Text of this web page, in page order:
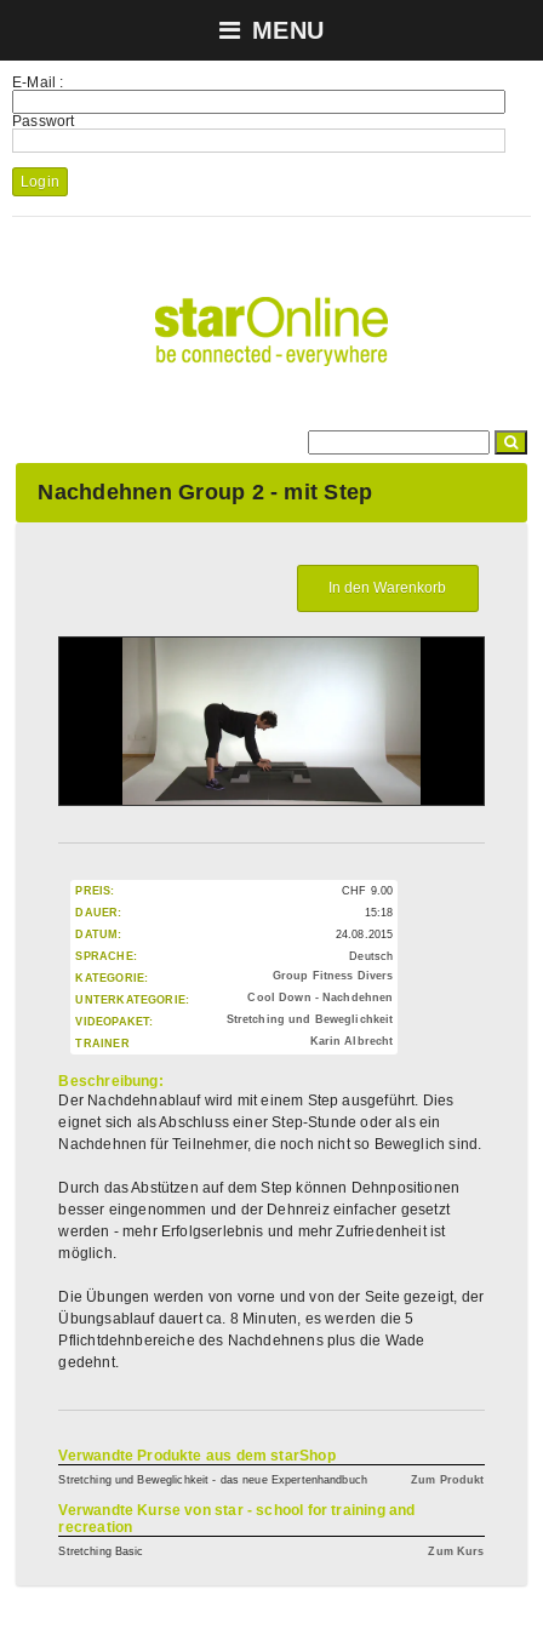
MENU
E-Mail :
Passwort
Login
Nachdehnen Group 2 - mit Step
PREIS: 9.00
CHF
DAUER:
15:18
DATUM:
24.08.2015
SPRACHE:
Deutsch
KATEGORIE:
Group Fitness Divers
UNTERKATEGORIE:
Cool Down - Nachdehnen
VIDEOPAKET:
Stretching und Beweglichkeit
TRAINER
Karin Albrecht
Beschreibung:
Der Nachdehnablauf wird mit einem Step ausgeführt. Dies
eignet sich als Abschluss einer Step-Stunde oder als ein
Nachdehnen für Teilnehmer, die noch nicht so Beweglich sind.
Durch das Abstützen auf dem Step können Dehnpositionen
besser eingenommen und der Dehnreiz einfacher gesetzt
werden - mehr Erfolgserlebnis und mehr Zufriedenheit ist
möglich.
Die Übungen werden von vorne und von der Seite gezeigt, der
Übungsablauf dauert ca. 8 Minuten, es werden die 5
Pflichtdehnbereiche des Nachdehnens plus die Wade
gedehnt.
Verwandte Produkte aus dem starShop
Stretching und Beweglichkeit - das neue Expertenhandbuch Zum Produkt
Verwandte Kurse von star - school for training and
recreation
Stretching Basic Zum Kurs